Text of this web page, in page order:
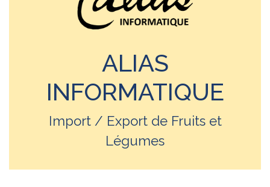
ALIAS
INFORMATIQUE
Import / Export de Fruits et
Légumes